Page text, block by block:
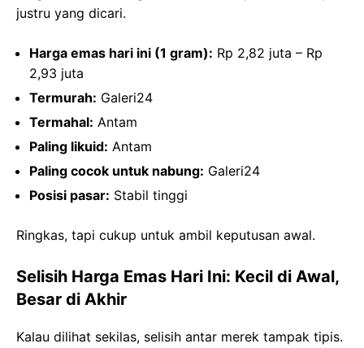
justru yang dicari.
Harga emas hari ini (1 gram): Rp 2,82 juta – Rp
2,93 juta
Termurah: Galeri24
Termahal: Antam
Paling likuid: Antam
Paling cocok untuk nabung: Galeri24
Posisi pasar: Stabil tinggi
Ringkas, tapi cukup untuk ambil keputusan awal.
Selisih Harga Emas Hari Ini: Kecil di Awal,
Besar di Akhir
Kalau dilihat sekilas, selisih antar merek tampak tipis.